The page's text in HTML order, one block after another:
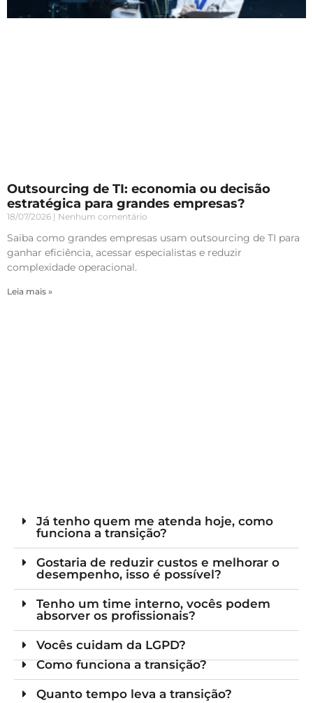
Outsourcing de TI: economia ou decisão
estratégica para grandes empresas?
18/07/2026 Nenhum comentário
Saiba como grandes empresas usam outsourcing de TI para
ganhar eficiência, acessar especialistas e reduzir
complexidade operacional.
Leia mais »
Já tenho quem me atenda hoje, como
funciona a transição?
Gostaria de reduzir custos e melhorar o
desempenho, isso é possível?
Tenho um time interno, vocês podem
absorver os profissionais?
Vocês cuidam da LGPD?
Como funciona a transição?
Quanto tempo leva a transição?